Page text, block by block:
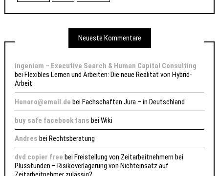
Neueste Kommentare
ingeniam – Executive Search & Human Capital Consulting
beiFlexibles Lernen und Arbeiten: Die neue Realität von Hybrid-
Arbeit
Honoro@email.de beiFachschaften Jura – in Deutschland
buy safe facebook fans beiWiki
Andres bei Rechtsberatung
dvd copier free beiFreistellung von Zeitarbeitnehmern bei
Plusstunden – Risikoverlagerung von Nichteinsatz auf